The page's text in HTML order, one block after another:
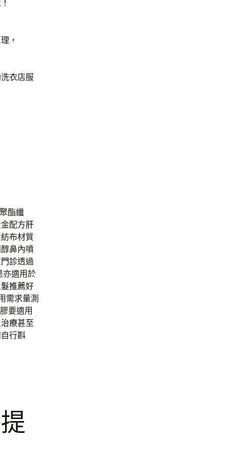
，
衣店服
酯纖
配方肝
布材質
鼻內噴
診透過
亦適用於
推薦好
需求量測
要適用
療甚至
行斟